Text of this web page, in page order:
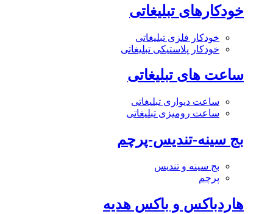
خودکارهای تبلیغاتی
خودکار فلزی تبلیغاتی
خودکار پلاستیکی تبلیغاتی
ساعت های تبلیغاتی
ساعت دیواری تبلیغاتی
ساعت رومیزی تبلیغاتی
بج سینه-تندیس-پرچم
بج سینه و تندیس
پرچم
هاردباکس و باکس هدیه